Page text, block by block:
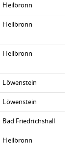
Heilbronn
Heilbronn
Heilbronn
Löwenstein
Löwenstein
Bad Friedrichshall
Heilbronn